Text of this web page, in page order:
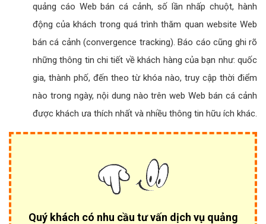
quảng cáo Web bán cá cảnh, số lần nhấp chuột, hành
động của khách trong quá trình thăm quan website Web
bán cá cảnh (convergence tracking). Báo cáo cũng ghi rõ
những thông tin chi tiết về khách hàng của bạn như: quốc
gia, thành phố, đến theo từ khóa nào, truy cập thời điểm
nào trong ngày, nội dung nào trên web Web bán cá cảnh
được khách ưa thích nhất và nhiều thông tin hữu ích khác.
Quý khách có nhu cầu tư vấn dịch vụ quảng